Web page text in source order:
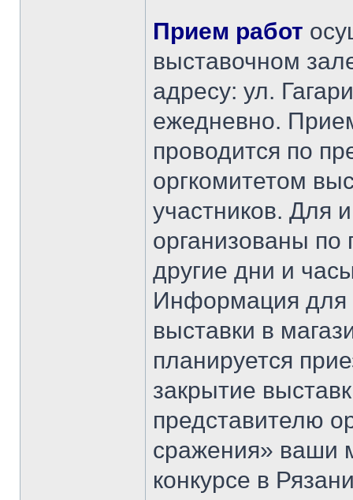
Прием работ
выставочном
адресу: ул.
ежедневно.
проводится по
оргкомитетом
участников. Для
организованы по
другие дни и
Информация для
выставки в
планируется
закрытие
представителю
сражения» ваши
конкурсе в